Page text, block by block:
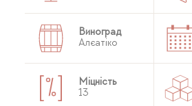
Виноград
Алєатіко
Міцність
13